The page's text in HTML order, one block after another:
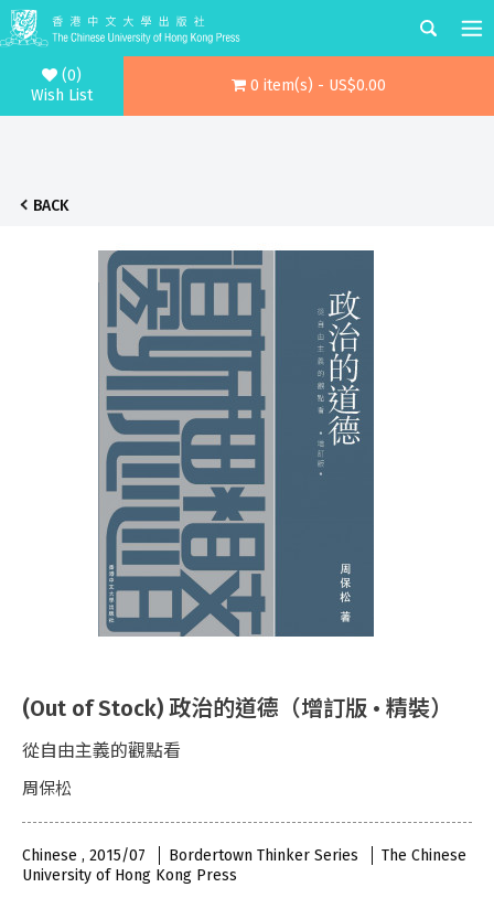
(0)
Wish List
0 item(s) - US$0.00
BACK
(Out of Stock) 政治的道德（增訂版 • 精裝）
從自由主義的觀點看
周保松
Chinese , 2015/07 Bordertown Thinker Series
The Chinese
University of Hong Kong Press